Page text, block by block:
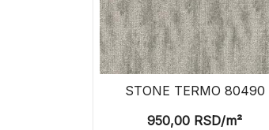
STONE TERMO 80490
950,00 RSD/m²